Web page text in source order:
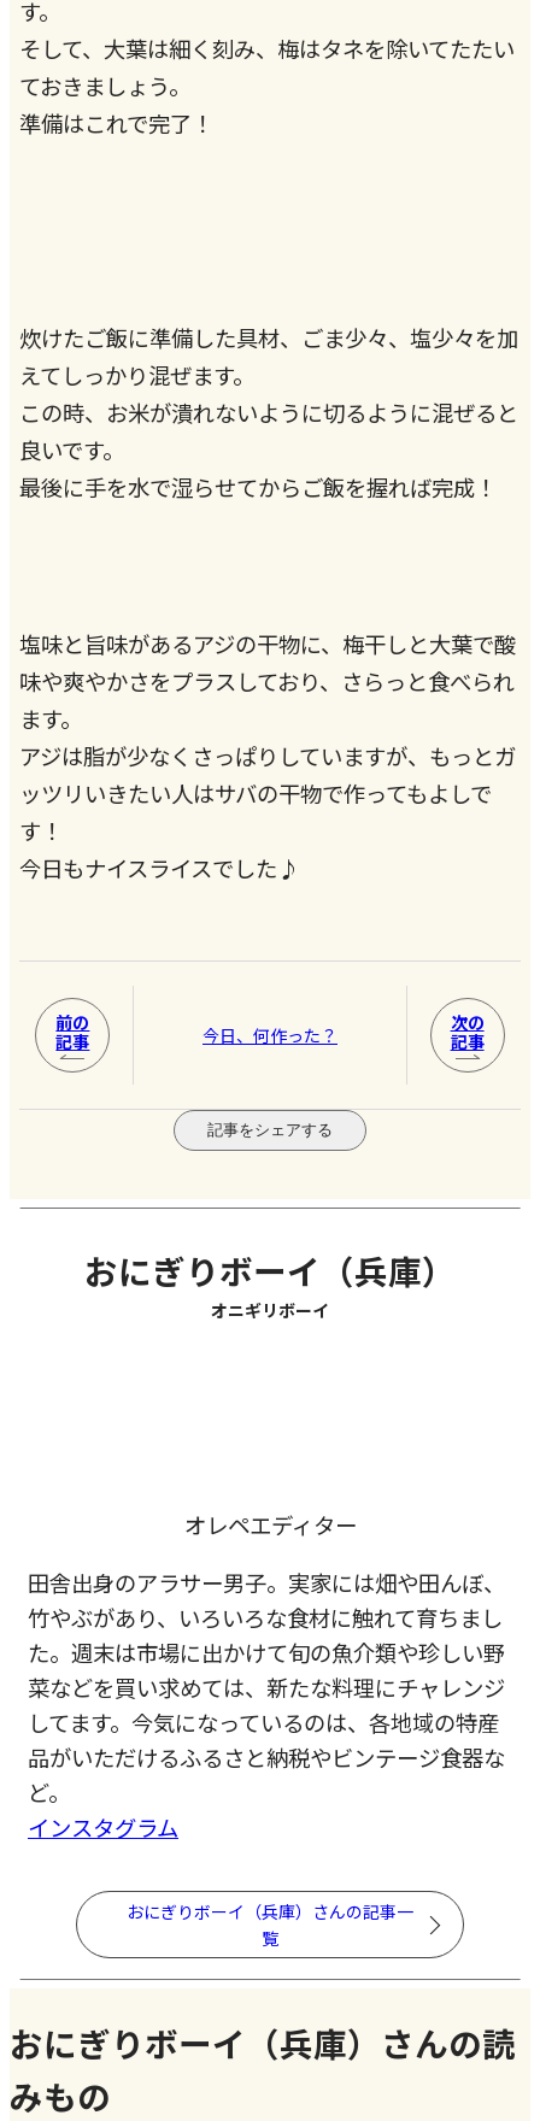
す。
そして、大葉は細く刻み、梅はタネを除いてたたい
ておきましょう。
準備はこれで完了！
炊けたご飯に準備した具材、ごま少々、塩少々を加
えてしっかり混ぜます。
この時、お米が潰れないように切るように混ぜると
良いです。
最後に手を水で湿らせてからご飯を握れば完成！
塩味と旨味があるアジの干物に、梅干しと大葉で酸
味や爽やかさをプラスしており、さらっと食べられ
ます。
アジは脂が少なくさっぱりしていますが、もっとガ
ッツリいきたい人はサバの干物で作ってもよしで
す！
今日もナイスライスでした♪
前の
記事
今日、何作った？
次の
記事
記事をシェアする
おにぎりボーイ（兵庫）
オニギリボーイ
オレペエディター
田舎出身のアラサー男子。実家には畑や田んぼ、
竹やぶがあり、いろいろな食材に触れて育ちまし
た。週末は市場に出かけて旬の魚介類や珍しい野
菜などを買い求めては、新たな料理にチャレンジ
してます。今気になっているのは、各地域の特産
品がいただけるふるさと納税やビンテージ食器な
ど。
インスタグラム
おにぎりボーイ（兵庫）さんの記事一
覧
おにぎりボーイ（兵庫）さんの読
みもの